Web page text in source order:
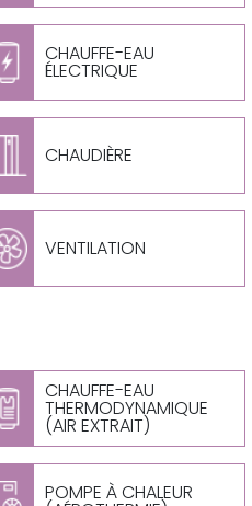
CHAUFFE-EAU
ÉLECTRIQUE
CHAUDIÈRE
VENTILATION
CHAUFFE-EAU
THERMODYNAMIQUE
(AIR EXTRAIT)
POMPE À CHALEUR